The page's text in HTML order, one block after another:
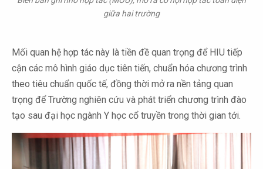
giữa hai trường
Mối quan hệ hợp tác này là tiền đề quan trọng để HIU tiếp
cận các mô hình giáo dục tiên tiến, chuẩn hóa chương trình
theo tiêu chuẩn quốc tế, đồng thời mở ra nền tảng quan
trọng để Trường nghiên cứu và phát triển chương trình đào
tạo sau đại học ngành Y học cổ truyền trong thời gian tới.